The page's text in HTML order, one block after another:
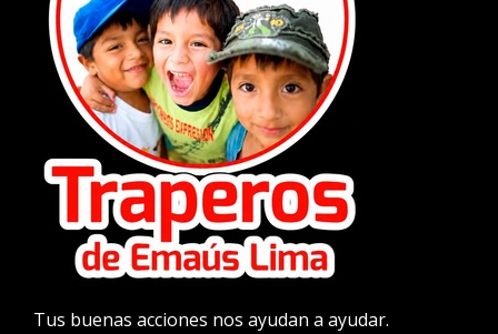
Tus buenas acciones nos ayudan a ayudar.